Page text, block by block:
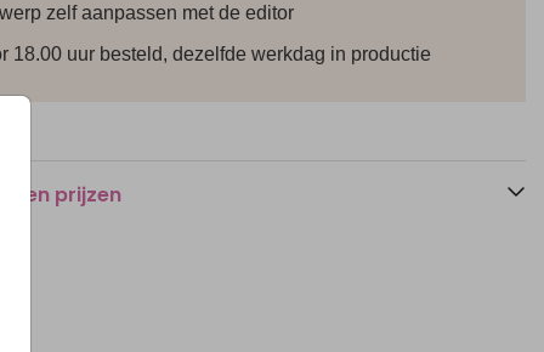
Trouwakte Trouwakte
zelf aanpassen met de editor
18.00 uur besteld, dezelfde werkdag in productie
en prijzen